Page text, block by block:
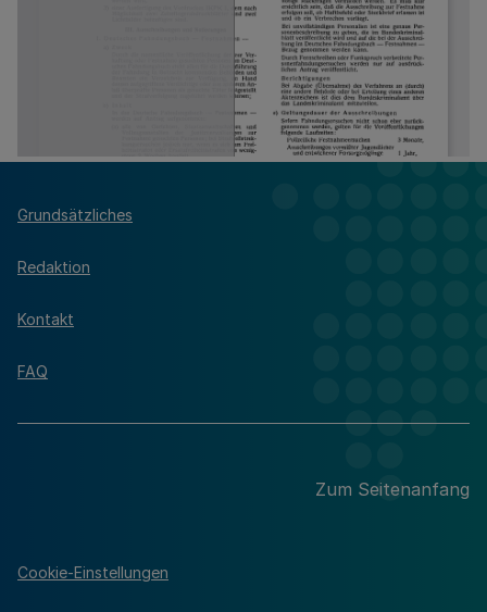
Grundsätzliches
Redaktion
Kontakt
FAQ
Zum Seitenanfang
Cookie-Einstellungen